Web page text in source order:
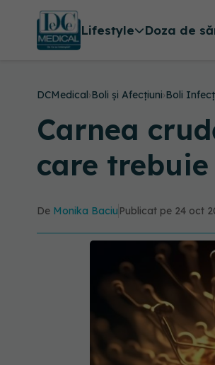
Lifestyle Doza de
DCMedical›Boli și Afecțiuni›Boli
Carnea
care
De Monika Baciu Publicat pe 24 oct